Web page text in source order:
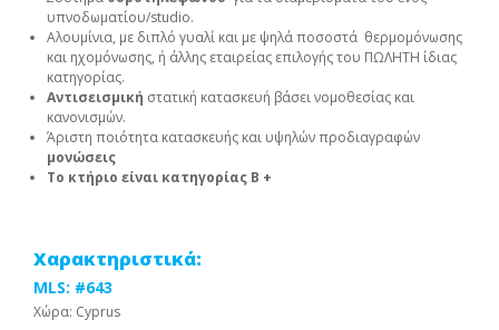
υπνοδωματίου/studio.
Αλουμίνια, με διπλό γυαλί και με ψηλά ποσοστά θερμομόνωσης
και ηχομόνωσης, ή άλλης εταιρείας επιλογής του ΠΩΛΗΤΗ ίδιας
κατηγορίας.
Αντισεισμική στατική κατασκευή βάσει νομοθεσίας και
κανονισμών.
Άριστη ποιότητα κατασκευής και υψηλών προδιαγραφών
μονώσεις
Το κτήριο είναι κατηγορίας Β +
Χαρακτηριστικά:
MLS: #643
Χώρα: Cyprus